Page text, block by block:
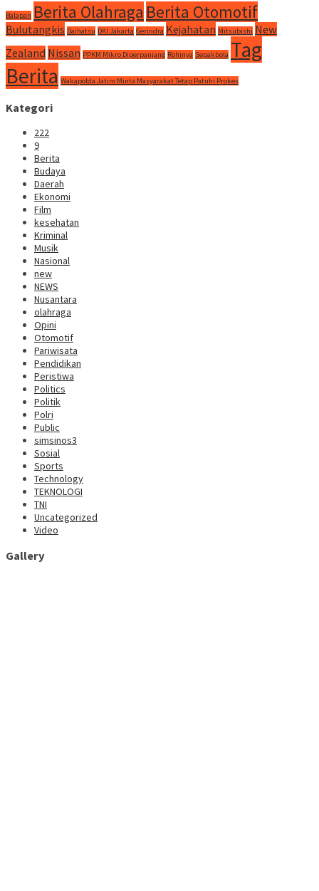
Balapan Berita Olahraga Berita Otomotif
Bulutangkis Daihatsu DKI Jakarta Gerindra Kejahatan Mitsubishi New
Zealand Nissan PPKM Mikro Diperpanjang Rohinya Sepakbola Tag
Berita Wakapolda Jatim Minta Masyarakat Tetap Patuhi Prokes
Kategori
222
9
Berita
Budaya
Daerah
Ekonomi
Film
kesehatan
Kriminal
Musik
Nasional
new
NEWS
Nusantara
olahraga
Opini
Otomotif
Pariwisata
Pendidikan
Peristiwa
Politics
Politik
Polri
Public
simsinos3
Sosial
Sports
Technology
TEKNOLOGI
TNI
Uncategorized
Video
Gallery